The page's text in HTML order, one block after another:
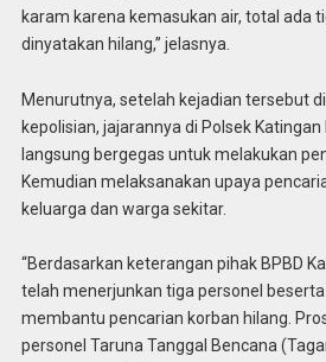
karam karena kemasukan air, total ada
dinyatakan hilang,” jelasnya.
Menurutnya, setelah kejadian tersebut
kepolisian, jajarannya di Polsek Katingan
langsung bergegas untuk melakukan
Kemudian melaksanakan upaya
keluarga dan warga sekitar.
“Berdasarkan keterangan pihak BPBD
telah menerjunkan tiga personel
membantu pencarian korban hilang.
personel Taruna Tanggal Bencana